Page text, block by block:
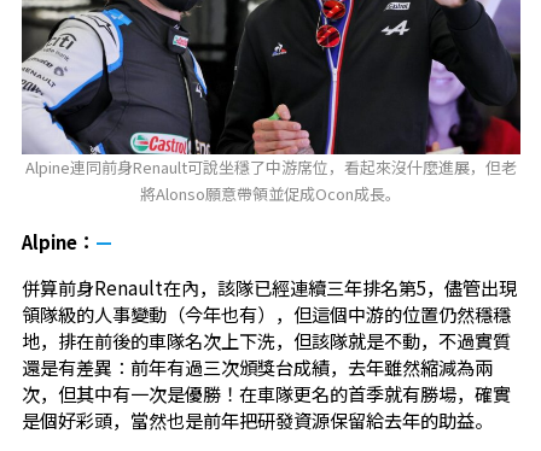
Alpine連同前身Renault可說坐穩了中游席位，看起來沒什麼進展，但老
將Alonso願意帶領並促成Ocon成長。
Alpine： —
併算前身Renault在內，該隊已經連續三年排名第5，儘管出現
領隊級的人事變動（今年也有），但這個中游的位置仍然穩穩
地，排在前後的車隊名次上下洗，但該隊就是不動，不過實質
還是有差異：前年有過三次頒獎台成績，去年雖然縮減為兩
次，但其中有一次是優勝！在車隊更名的首季就有勝場，確實
是個好彩頭，當然也是前年把研發資源保留給去年的助益。